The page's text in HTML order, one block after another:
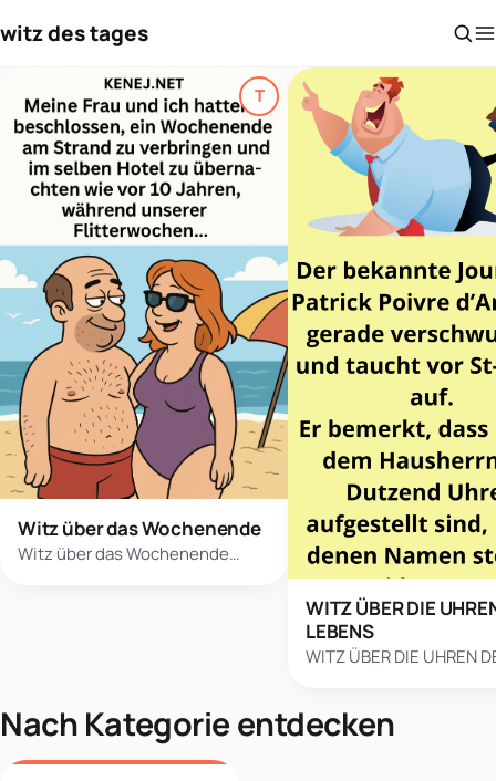
witz des tages
TTop-Thema
Witz über das Wochenende
Witz über das Wochenende…
WITZ ÜBER DIE
LEBENS
WITZ ÜBER DIE UHREN
Nach Kategorie entdecken